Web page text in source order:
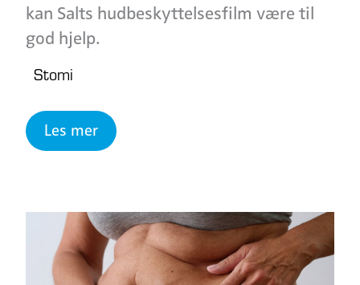
kan Salts hudbeskyttelsesfilm være til
god hjelp.
Stomi
Les mer